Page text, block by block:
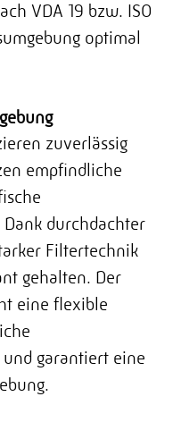
VDA 19 bzw. ISO
optimal
zuverlässig
empfindliche
durchdachter
Filtertechnik
gehalten. Der
eine flexible
garantiert eine